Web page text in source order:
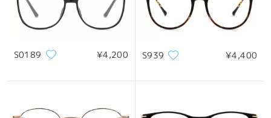
四角顔 丸顔 ハート顔 ひし形の顔 卵型の顔
*画像はイメージです。実際とは異なる場合があります。
製品概要
S0189 ¥4,200 S939 ¥4,400